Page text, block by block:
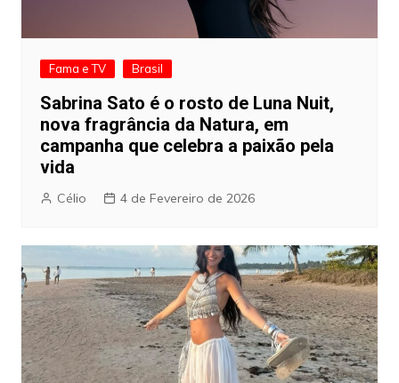
Fama e TV Brasil
Sabrina Sato é o rosto de Luna Nuit,
nova fragrância da Natura, em
campanha que celebra a paixão pela
vida
Célio 4 de Fevereiro de 2026